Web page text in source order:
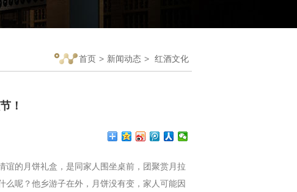
首页 > 新闻动态 > 红酒文化
！
的月饼礼盒，是同家人围坐桌前，团聚赏月拉
呢？他乡游子在外，月饼没有变，家人可能因